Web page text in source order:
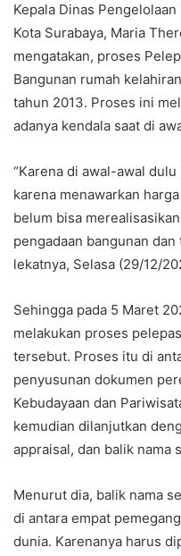
Kepala Dinas
Kota Surabaya, Maria
mengatakan, proses
Bangunan rumah
tahun 2013. Proses ini
adanya kendala saat di
“Karena di awal-awal
karena menawarkan
belum bisa
pengadaan bangunan dan
lekatnya, Selasa (29/12/
Sehingga pada 5 Maret
melakukan proses
tersebut. Proses itu di
penyusunan dokumen
Kebudayaan dan
kemudian dilanjutkan
appraisal, dan balik nama
Menurut dia, balik nama
di antara empat
dunia. Karenanya harus